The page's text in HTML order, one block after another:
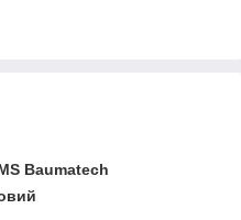
Baumatech